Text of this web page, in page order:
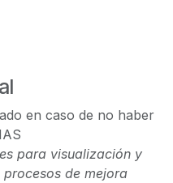
en caso de no haber
para visualización y
de mejora